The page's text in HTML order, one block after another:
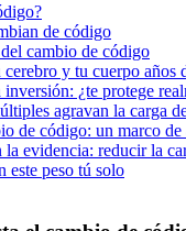
de código
cambio de código
y tu cuerpo años
¿te protege
agravan la carga
de código: un marco de
la evidencia: reducir la
este peso tú solo